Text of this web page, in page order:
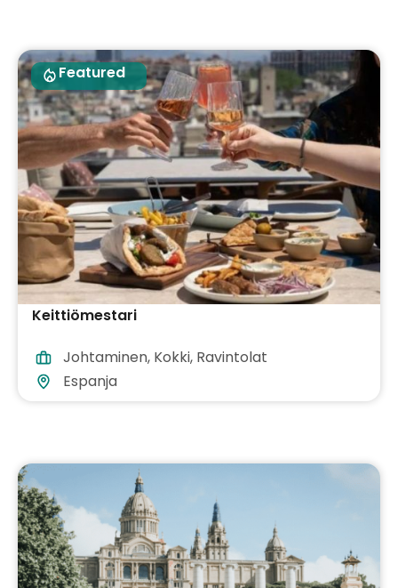
Featured
Keittiömestari
Johtaminen, Kokki, Ravintolat
Espanja